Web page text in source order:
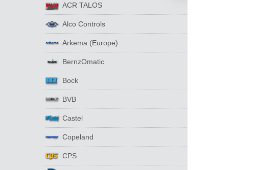
ACR TALOS
Alco Controls
Arkema (Europe)
BernzOmatic
Bock
BVB
Castel
Copeland
CPS